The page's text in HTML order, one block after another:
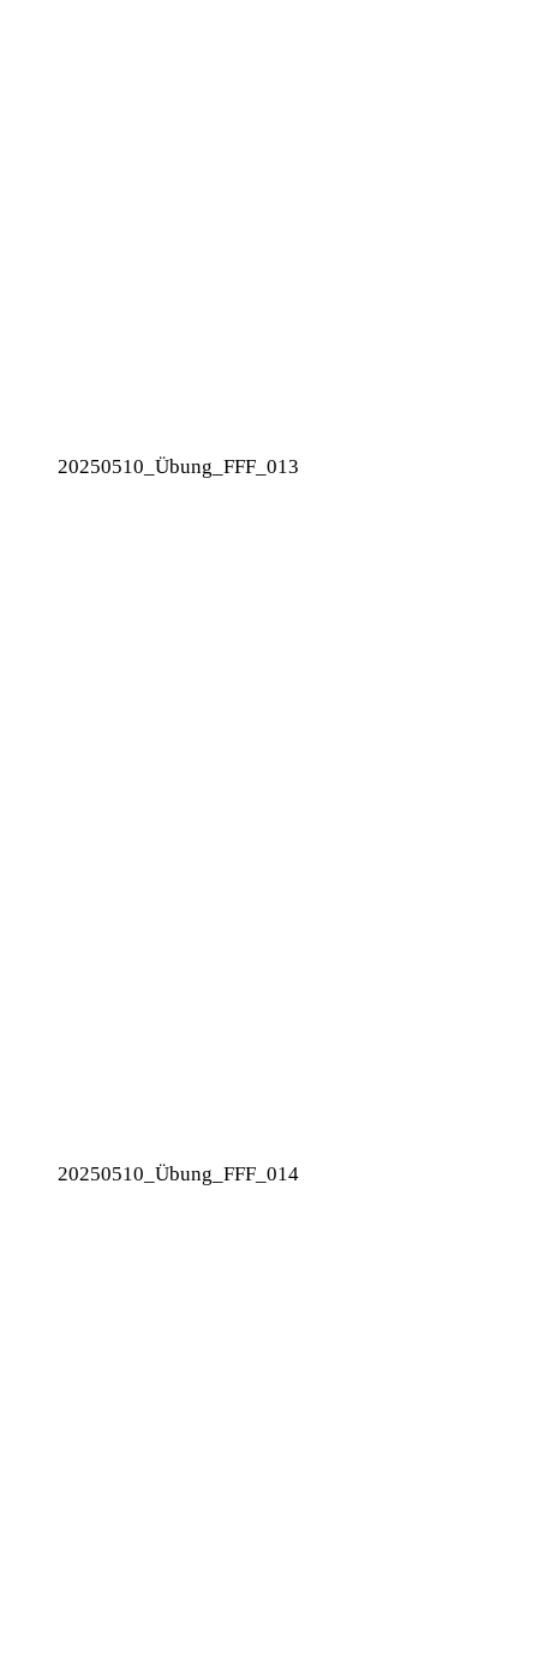
20250510_Übung_FFF_013
20250510_Übung_FFF_014